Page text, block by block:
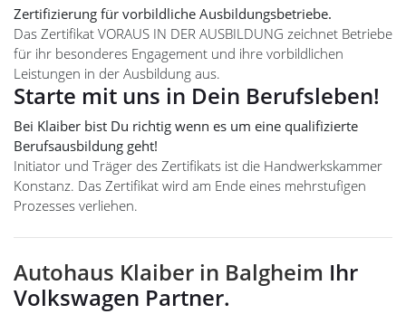
Zertifizierung für vorbildliche Ausbildungsbetriebe.
Das Zertifikat VORAUS IN DER AUSBILDUNG zeichnet Betriebe
für ihr besonderes Engagement und ihre vorbildlichen
Leistungen in der Ausbildung aus.
Starte mit uns in Dein Berufsleben!
Bei Klaiber bist Du richtig wenn es um eine qualifizierte
Berufsausbildung geht!
Initiator und Träger des Zertifikats ist die Handwerkskammer
Konstanz. Das Zertifikat wird am Ende eines mehrstufigen
Prozesses verliehen.
Autohaus Klaiber in Balgheim Ihr
Volkswagen Partner.